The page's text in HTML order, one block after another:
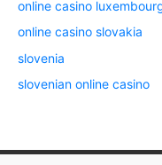
online casino
online casino slovakia
slovenia
slovenian online casino